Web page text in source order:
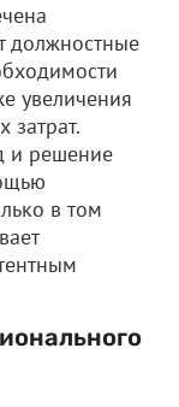
должностные
увеличения
затрат.
и решение
в том